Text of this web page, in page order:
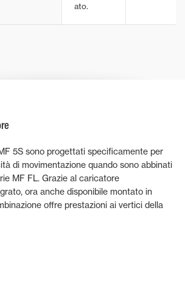
ato.
5S sono progettati specificamente per
di movimentazione quando sono abbinati
MF FL. Grazie al caricatore
ora anche disponibile montato in
offre prestazioni ai vertici della